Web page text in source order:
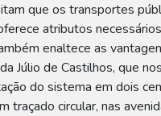
que os transportes
atributos
enaltece as
Júlio de Castilhos, que nos
do sistema em dois
traçado circular, nas